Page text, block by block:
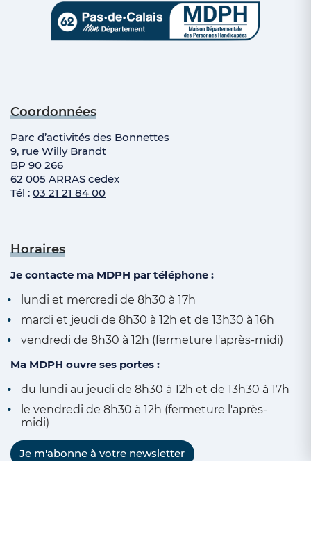
Coordonnées
Parc d’activités des Bonnettes
9, rue Willy Brandt
BP 90 266
62 005 ARRAS cedex
Tél : 03 21 21 84 00
Horaires
Je contacte ma MDPH par téléphone :
lundi et mercredi de 8h30 à 17h
mardi et jeudi de 8h30 à 12h et de 13h30 à 16h
vendredi de 8h30 à 12h (fermeture l'après-midi)
Ma MDPH ouvre ses portes :
du lundi au jeudi de 8h30 à 12h et de 13h30 à 17h
le vendredi de 8h30 à 12h (fermeture l'après-
midi)
Je m'abonne à votre newsletter